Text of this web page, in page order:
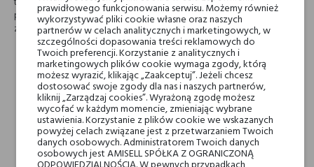
pozostawiając po sobie ślad tajemnicy i zmysłowości, który trudno
zapomnieć.
Nuty głowy
tuberoza, nuty
owocowe i imbir
Nuty serca
lilia, ylang-ylang i dzięgiel
Nuty bazy
wanilia, Żywica,
prawidłowego funkcjonowania serwisu. Możemy również
wykorzystywać pliki cookie własne oraz naszych
partnerów w celach analitycznych i marketingowych, w
szczególności dopasowania treści reklamowych do
Twoich preferencji. Korzystanie z analitycznych i
marketingowych plików cookie wymaga zgody, którą
możesz wyrazić, klikając „Zaakceptuj”. Jeżeli chcesz
dostosować swoje zgody dla nas i naszych partnerów,
kliknij „Zarządzaj cookies”. Wyrażoną zgodę możesz
wycofać w każdym momencie, zmieniając wybrane
ustawienia. Korzystanie z plików cookie we wskazanych
powyżej celach związane jest z przetwarzaniem Twoich
danych osobowych. Administratorem Twoich danych
osobowych jest AMISELL SPÓŁKA Z OGRANICZONĄ